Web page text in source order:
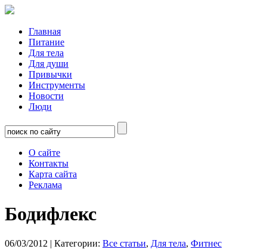
Главная
Питание
Для тела
Для души
Привычки
Инструменты
Новости
Люди
О сайте
Контакты
Карта сайта
Реклама
Бодифлекс
06/03/2012 | Категории: Все статьи, Для тела, Фитнес